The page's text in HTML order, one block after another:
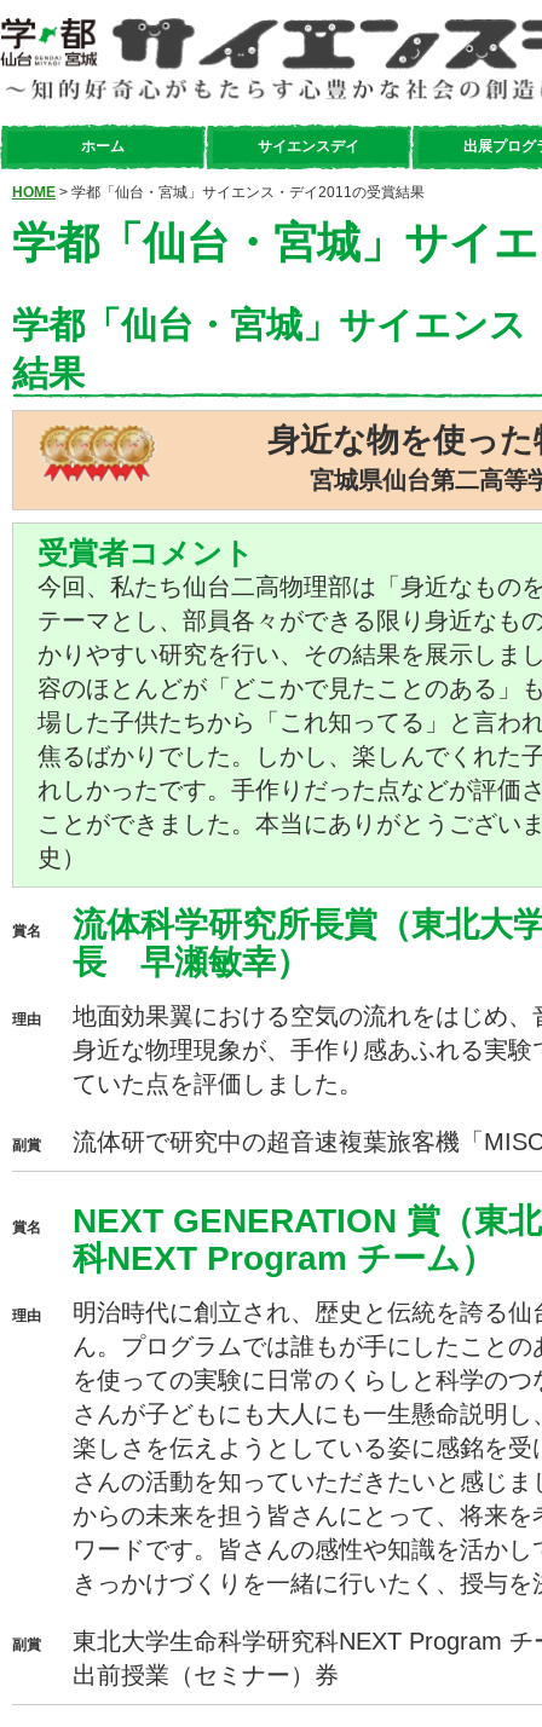
ホーム サイエンスデイ 出展プログ
HOME > 学都「仙台・宮城」サイエンス・デイ2011の受賞結果
学都「仙台・宮城」サイ
学都「仙台・宮城」サイエン
結果
身近な物を使っ
宮城県仙台第二高等
受賞者コメント
今回、私たち仙台二高物理部は「身近なもの
テーマとし、部員各々ができる限り身近なも
かりやすい研究を行い、その結果を展示しま
容のほとんどが「どこかで見たことのある」
場した子供たちから「これ知ってる」と言わ
焦るばかりでした。しかし、楽しんでくれた
れしかったです。手作りだった点などが評価
ことができました。本当にありがとうござ
史）
賞名
流体科学研究所長賞（東北大
長 早瀬敏幸）
理由
地面効果翼における空気の流れをはじめ
身近な物理現象が、手作り感あふれる実
ていた点を評価しました。
副賞 流体研で研究中の超音速複葉旅客機「
賞名
NEXT GENERATION 賞（東
科NEXT Program チーム）
理由
明治時代に創立され、歴史と伝統を誇る
ん。プログラムでは誰もが手にしたこと
を使っての実験に日常のくらしと科学の
さんが子どもにも大人にも一生懸命説明
楽しさを伝えようとしている姿に感銘を
さんの活動を知っていただきたいと感じ
からの未来を担う皆さんにとって、将来
ワードです。皆さんの感性や知識を活か
きっかけづくりを一緒に行いたく、授与を
副賞
東北大学生命科学研究科NEXT Program
出前授業（セミナー）券